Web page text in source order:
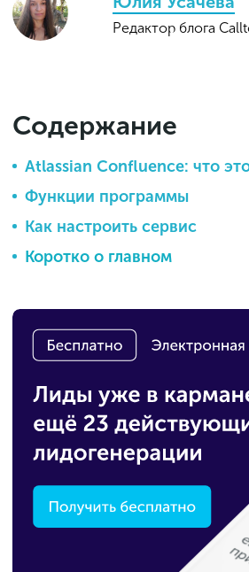
Редактор блога
Содержание
Atlassian Confluence: что
Функции программы
Как настроить сервис
Коротко о главном